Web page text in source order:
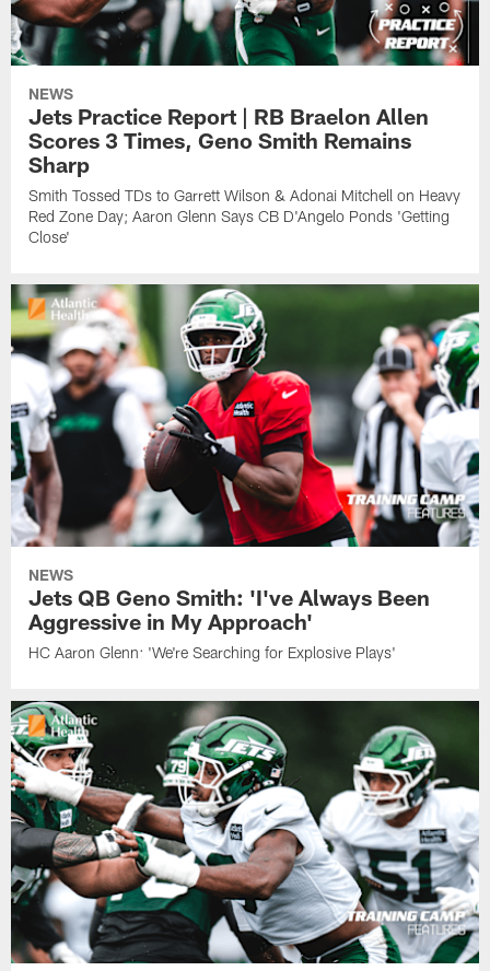
NEWS
Jets Practice Report | RB Braelon Allen
Scores 3 Times, Geno Smith Remains
Sharp
Smith Tossed TDs to Garrett Wilson & Adonai Mitchell on Heavy
Red Zone Day; Aaron Glenn Says CB D'Angelo Ponds 'Getting
Close'
NEWS
Jets QB Geno Smith: 'I've Always Been
Aggressive in My Approach'
HC Aaron Glenn: 'We're Searching for Explosive Plays'